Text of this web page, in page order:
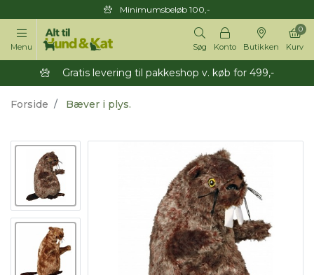
Minimumsbeløb 100,-
Menu Søg Konto Butikken Kurv
0
Gratis levering til pakkeshop v. køb for 499,-
Forside Bæver i plys.